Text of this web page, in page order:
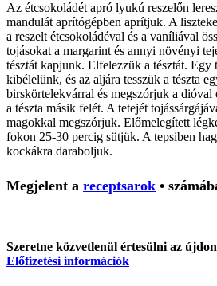
Az étcsokoládét apró lyukú reszelőn
mandulát aprítógépben aprítjuk. A
a reszelt étcsokoládéval és a vaníliával
tojásokat a margarint és annyi növényi
tésztát kapjunk. Elfelezzük a tésztát. Egy
kibélelünk, és az aljára tesszük a tészta
birskörtelekvárral és megszórjuk a dióval
a tészta másik felét. A tetejét
magokkal megszórjuk. Előmelegített
fokon 25-30 percig sütjük. A tepsiben
kockákra daraboljuk.
Megjelent a receptsarok •
Szeretne közvetlenül értesülni az
Előfizetési információk